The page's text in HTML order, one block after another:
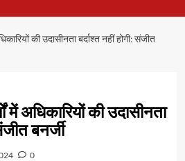
की उदासीनता बर्दाश्त नहीं होगी: संजीत
अधिकारियों की उदासीनता
बनर्जी
0